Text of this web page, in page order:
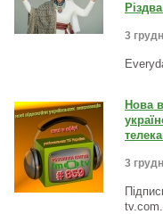
3
Нова
3